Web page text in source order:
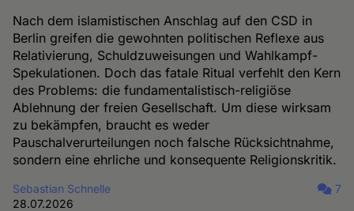
Nach dem islamistischen Anschlag auf den CSD in
Berlin greifen die gewohnten politischen Reflexe aus
Relativierung, Schuldzuweisungen und Wahlkampf-
Spekulationen. Doch das fatale Ritual verfehlt den Kern
des Problems: die fundamentalistisch-religiöse
Ablehnung der freien Gesellschaft. Um diese wirksam
zu bekämpfen, braucht es weder
Pauschalverurteilungen noch falsche Rücksichtnahme,
sondern eine ehrliche und konsequente Religionskritik.
Sebastian Schnelle
28.07.2026
7